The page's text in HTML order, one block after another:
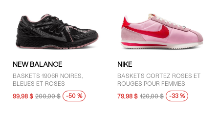
NEW BALANCE
BASKETS 1906R NOIRES,
BLEUES ET ROSES
99,98 $ 200,00 $ -50 %
NIKE
BASKETS CORTEZ ROSES ET
ROUGES POUR FEMMES
79,98 $ 120,00 $ -33 %